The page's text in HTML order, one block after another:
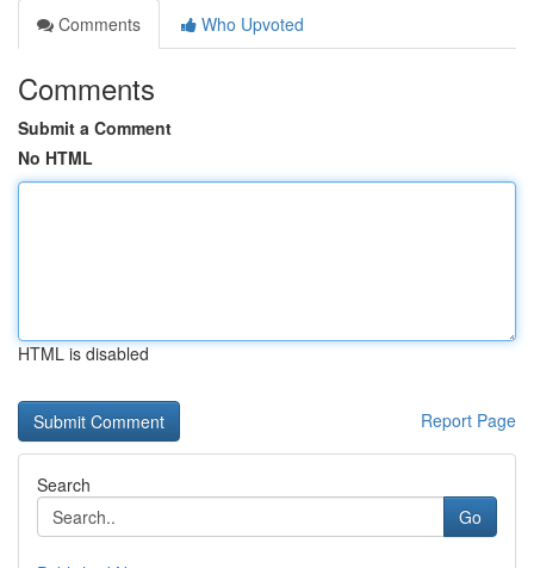
Comments
Who Upvoted
Comments
Submit a Comment
No HTML
HTML is disabled
Report Page
Search
Go